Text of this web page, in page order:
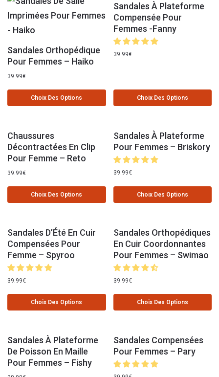
Sandales Orthopédique
Pour Femmes – Haiko
39.99€
Choix Des Options
Sandales À Plateforme
Compensée Pour
Femmes -Fanny
39.99€
Choix Des Options
Chaussures
Décontractées En Clip
Pour Femme – Reto
39.99€
Choix Des Options
Sandales À Plateforme
Pour Femmes – Briskory
39.99€
Choix Des Options
Sandales D’Été En Cuir
Compensées Pour
Femme – Spyroo
39.99€
Choix Des Options
Sandales Orthopédiques
En Cuir Coordonnantes
Pour Femmes – Swimao
39.99€
Choix Des Options
Sandales À Plateforme
De Poisson En Maille
Pour Femmes – Fishy
Sandales Compensées
Pour Femmes – Pary